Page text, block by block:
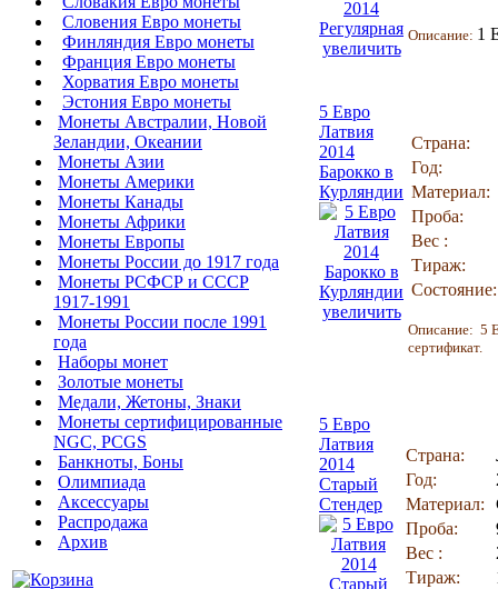
Словения Евро монеты
Финляндия Евро монеты
Франция Евро монеты
Хорватия Евро монеты
Эстония Евро монеты
Монеты Австралии, Новой
Зеландии, Океании
Монеты Азии
Монеты Америки
Монеты Канады
Монеты Африки
Монеты Европы
Монеты России до 1917 года
Монеты РСФСР и СССР
1917-1991
Монеты России после 1991
года
Наборы монет
Золотые монеты
Медали, Жетоны, Знаки
Монеты сертифицированные
NGC, PCGS
Банкноты, Боны
Олимпиада
Аксессуары
Распродажа
Архив
увеличить
Описание: 1
5 Евро
Латвия
2014
Барокко в
Курляндии
увеличить
Страна:
Год:
Материал:
Проба:
Вес :
Тираж:
Состояние:
Описание: 5
сертификат.
5 Евро
Латвия
2014
Старый
Стендер
Страна:
Год:
Материал:
Проба:
Вес :
Тираж: